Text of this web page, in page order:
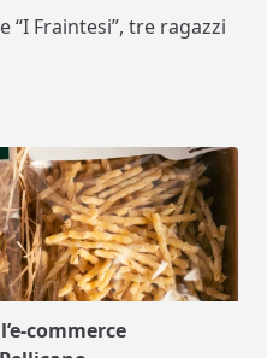
“I Fraintesi”, tre ragazzi
commerce